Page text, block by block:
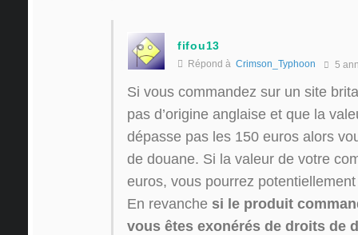
fifou13
Répond à Crimson_Typhoon 5
Si vous commandez sur un site
pas d’origine anglaise et que la
dépasse pas les 150 euros alors
de douane. Si la valeur de votre
euros, vous pourrez
En revanche si le produit
vous êtes exonérés de droits de